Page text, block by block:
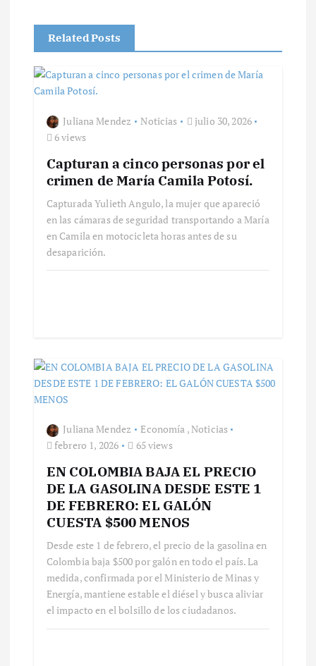
n
d
a
s
Related Posts
Juliana Mendez Noticias
julio 30, 2026
6 views
Capturan a cinco personas por el
crimen de María Camila Potosí.
Capturada Yulieth Angulo, la mujer que apareció
en las cámaras de seguridad transportando a María
en Camila en motocicleta horas antes de su
desaparición.
Juliana Mendez Economía ,Noticias
febrero 1, 2026
65 views
EN COLOMBIA BAJA EL PRECIO
DE LA GASOLINA DESDE ESTE 1
DE FEBRERO: EL GALÓN
CUESTA $500 MENOS
Desde este 1 de febrero, el precio de la gasolina en
Colombia baja $500 por galón en todo el país. La
medida, confirmada por el Ministerio de Minas y
Energía, mantiene estable el diésel y busca aliviar
el impacto en el bolsillo de los ciudadanos.